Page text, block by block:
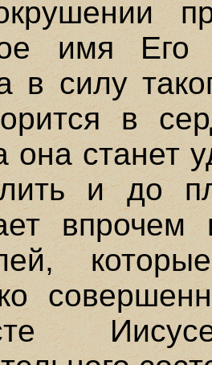
имя Его
в силу
в
она станет
и до
впрочем